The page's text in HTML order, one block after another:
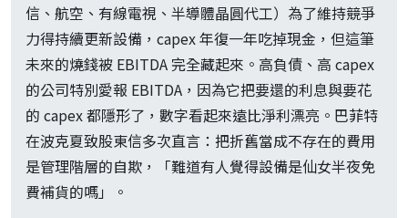
信、航空、有線電視、半導體晶圓代工）為了維持競爭
力得持續更新設備，capex 年復一年吃掉現金，但這筆
未來的燒錢被 EBITDA 完全藏起來。高負債、高 capex
的公司特別愛報 EBITDA，因為它把要還的利息與要花
的 capex 都隱形了，數字看起來遠比淨利漂亮。巴菲特
在波克夏致股東信多次直言：把折舊當成不存在的費用
是管理階層的自欺，「難道有人覺得設備是仙女半夜免
費補貨的嗎」。